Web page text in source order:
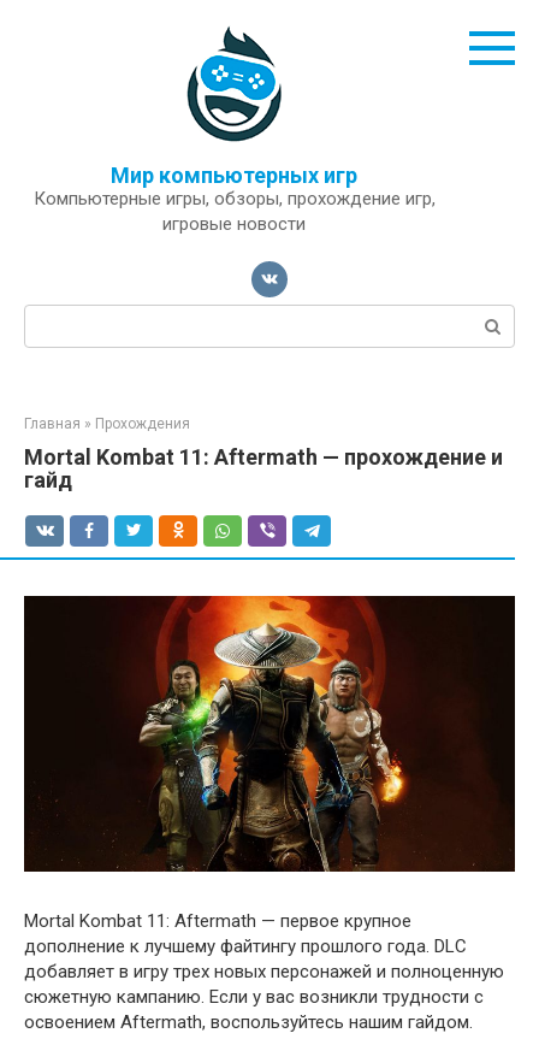
Мир компьютерных игр
Компьютерные игры, обзоры, прохождение игр,
игровые новости
Поиск:
Главная » Прохождения
Mortal Kombat 11: Aftermath — прохождение и
гайд
Mortal Kombat 11: Aftermath — первое крупное
дополнение к лучшему файтингу прошлого года. DLC
добавляет в игру трех новых персонажей и полноценную
сюжетную кампанию. Если у вас возникли трудности с
освоением Aftermath, воспользуйтесь нашим гайдом.